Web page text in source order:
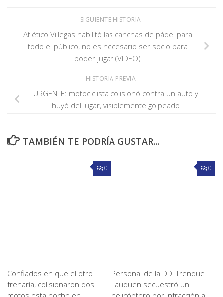
SIGUIENTE HISTORIA
Atlético Villegas habilitó las canchas de pádel para
todo el público, no es necesario ser socio para
poder jugar (VIDEO)
HISTORIA PREVIA
URGENTE: motociclista colisionó contra un auto y
huyó del lugar, visiblemente golpeado
TAMBIÉN TE PODRÍA GUSTAR...
0
Confiados en que el otro
frenaría, colisionaron dos
0
Personal de la DDI Trenque
Lauquen secuestró un